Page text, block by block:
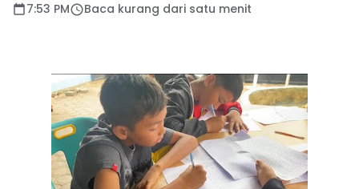
7:53 PM Baca kurang dari satu menit